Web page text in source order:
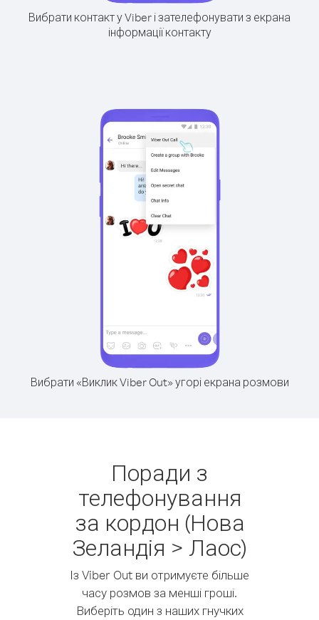
Вибрати контакт у Viber і зателефонувати з екрана
інформації контакту
Вибрати «Виклик Viber Out» угорі екрана розмови
Поради з
телефонування
за кордон (Нова
Зеландія > Лаос)
Із Viber Out ви отримуєте більше
часу розмов за менші гроші.
Виберіть один з наших гнучких